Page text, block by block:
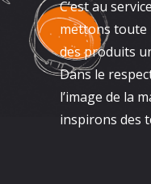
C’est au
mettons
des produits
Dans le
l’image de la
inspirons des